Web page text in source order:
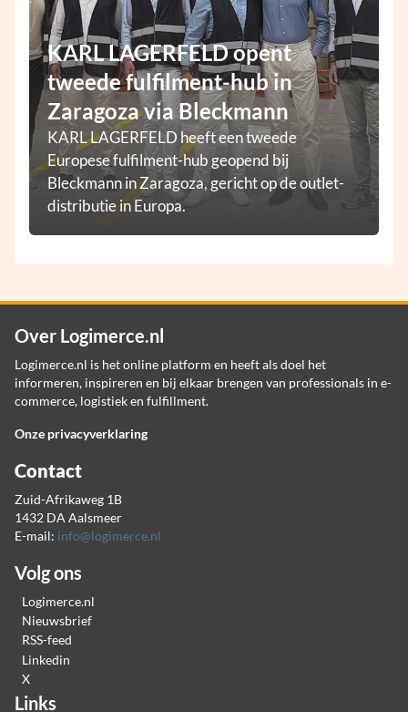
KARL LAGERFELD opent
tweede fulfilment-hub in
Zaragoza via Bleckmann
KARL LAGERFELD heeft een tweede
Europese fulfilment-hub geopend bij
Bleckmann in Zaragoza, gericht op de outlet-
distributie in Europa.
Over Logimerce.nl
Logimerce.nl is het online platform en heeft als doel het
informeren, inspireren en bij elkaar brengen van professionals in e-
commerce, logistiek en fulfillment.
Onze privacyverklaring
Contact
Zuid-Afrikaweg 1B
1432 DA Aalsmeer
E-mail: info@logimerce.nl
Volg ons
Logimerce.nl
Nieuwsbrief
RSS-feed
Linkedin
X
Links